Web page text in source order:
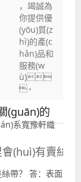
，竭誠為
你提供優
(yōu)質(z
hì)的產(c
hǎn)品和
服務(w
ù)
。
(guān)的
系寬豫軒織
會(huì)有賣絲
帶？ 答：表面上